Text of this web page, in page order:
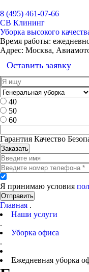
8 (495) 461-07-66
СВ Клининг
Уборка высокого
Время работы:
Адрес: Москва,
Оставить заявку
40
50
60
Гарантия Качество
Заказать
Я принимаю условия
Отправить
Главная .
Наши услуги
.
Уборка офиса
.
Ежедневная уборка